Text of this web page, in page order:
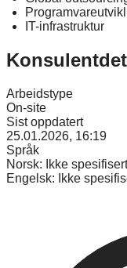
IT-infrastruktur
Arbeidstype
On-site
Sist oppdatert
25.01.2026, 16:19
Språk
Norsk:
Ikke spesifisert
Engelsk:
Ikke